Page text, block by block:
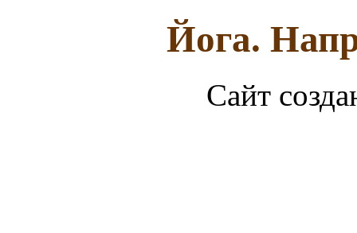
Йога.
Сайт